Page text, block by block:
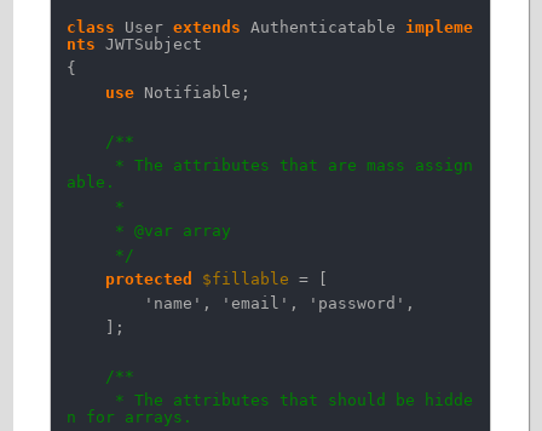
class Userextends Authenticatable impleme
nts
JWTSubject
{
use Notifiable;
/**
* The attributes that are mass assign
able.
*
* @var array
*/
protected
$fillable
= [
'name' , 'email' , 'password' ,
];
/**
* The attributes that should be hidde
n for arrays.